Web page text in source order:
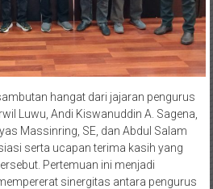
hangat dari jajaran pengurus
Luwu, Andi Kiswanuddin A. Sagena,
Massinring, SE, dan Abdul Salam
serta ucapan terima kasih yang
Pertemuan ini menjadi
sinergitas antara pengurus